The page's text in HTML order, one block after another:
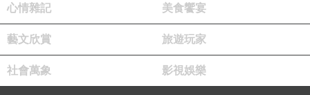
心情雜記 美食饗宴
藝文欣賞 旅遊玩家
社會萬象 影視娛樂